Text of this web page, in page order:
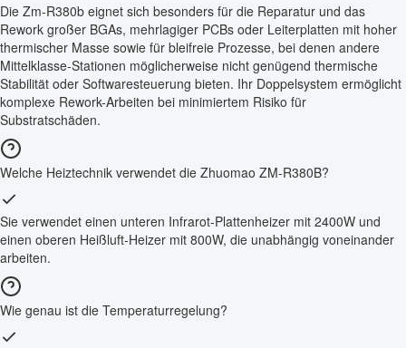
Die Zm-R380b eignet sich besonders für die Reparatur und das
Rework großer BGAs, mehrlagiger PCBs oder Leiterplatten mit hoher
thermischer Masse sowie für bleifreie Prozesse, bei denen andere
Mittelklasse-Stationen möglicherweise nicht genügend thermische
Stabilität oder Softwaresteuerung bieten. Ihr Doppelsystem ermöglicht
komplexe Rework-Arbeiten bei minimiertem Risiko für
Substratschäden.
Welche Heiztechnik verwendet die Zhuomao ZM-R380B?
Sie verwendet einen unteren Infrarot-Plattenheizer mit 2400W und
einen oberen Heißluft-Heizer mit 800W, die unabhängig voneinander
arbeiten.
Wie genau ist die Temperaturregelung?